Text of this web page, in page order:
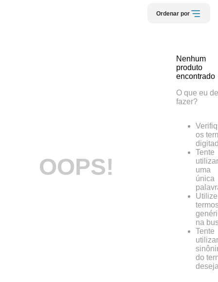
Ordenar por
OOPS!
Nenhum
produto
encontrado
O que eu
fazer?
os
Tente
utilizar
uma
única
Utilize
na
Tente
utilizar
do